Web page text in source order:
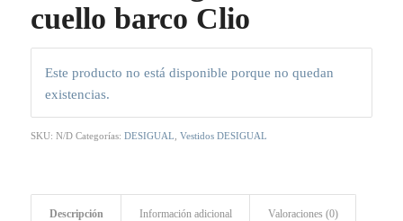
cuello barco Clio
Este producto no está disponible porque no quedan
existencias.
SKU: N/D Categorías: DESIGUAL Vestidos DESIGUAL
Descripción Información adicional Valoraciones (0)